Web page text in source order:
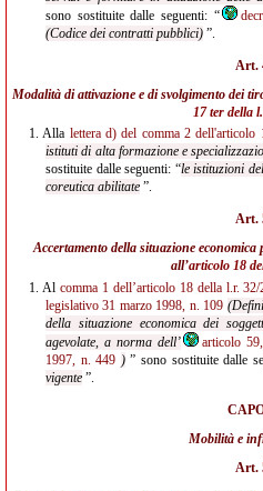
sono sostituite dalle seguenti: “
(Codice dei contratti pubblici) ”.
Art.
Modalità di attivazione e di svolgimento dei
17 ter della
1. Alla lettera d) del comma 2 dell'articolo
istituti di alta formazione e
sostituite dalle seguenti: “le istituzioni
coreutica abilitate ”.
Art.
Accertamento della situazione
all’articolo 18
1. Al comma 1 dell’articolo 18 della l.r. 32/
legislativo 31 marzo 1998, n. 109
della situazione economica dei
agevolate, a norma dell’
articolo
1997, n. 449 )” sono sostituite dalle
vigente ”.
Mobilità e
Art.